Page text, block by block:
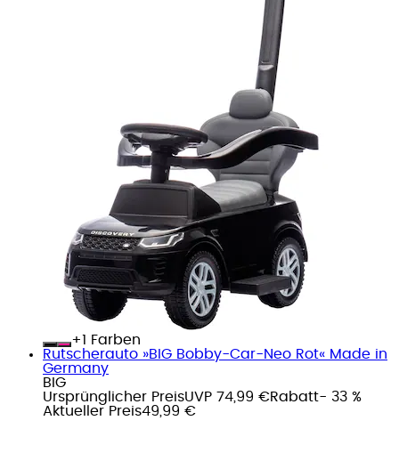
+
Farben
Rutscherauto »BIG Bobby-Car-Neo Rot« Made in
Germany
BIG
Ursprünglicher PreisUVP 74,99 €Rabatt- 33 %
Aktueller Preis49,99 €